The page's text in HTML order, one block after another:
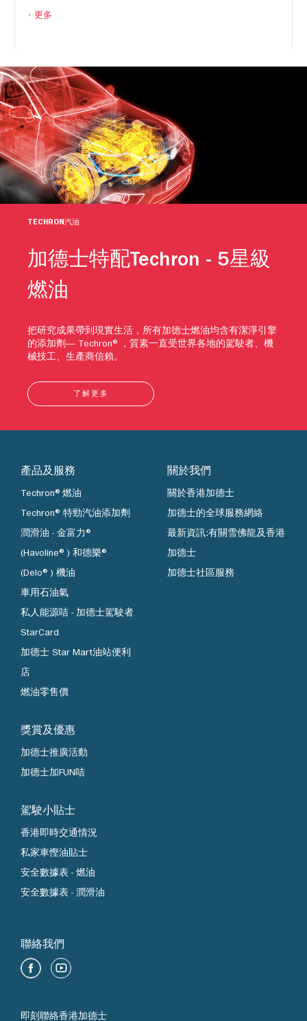
更多
加德士特配Techron - 5星級
燃油
把研究成果帶到現實生活，所有加德士燃油均含有潔淨引擎
的添加劑— Techron®，質素一直受世界各地的駕駛者、機
械技工、生產商信賴。
產品及服務
Techron®燃油
Techron® 特勁汽油添加劑
潤滑油 - 金富力®
(Havoline®) 和德樂®
(Delo®) 機油
車用石油氣
私人能源咭 - 加德士駕駛者
加德士 Star Mart油站便利
店
燃油零售價
獎賞及優惠
加德士推廣活動
加德士加FUN咭
駕駛小貼士
香港即時交通情況
私家車慳油貼士
安全數據表 - 燃油
安全數據表 - 潤滑油
關於我們
關於香港加德士
加德士的全球服務網絡
最新資訊:有關雪佛龍及香港
加德士
加德士社區服務
聯絡我們